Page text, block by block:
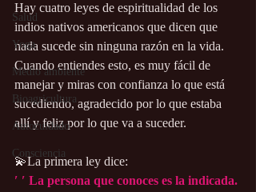
Salud
Yoga
Medio ambiente
Bioagricultura
Autocuidado
Consciencia
Hay cuatro leyes de espiritualidad de los
indios nativos americanos que dicen que
nada sucede sin ninguna razón en la vida.
Cuando entiendes esto, es muy fácil de
manejar y miras con confianza lo que está
sucediendo, agradecido por lo que estaba
allí y feliz por lo que va a suceder.
💫La primera ley dice:
′ ′ La persona que conoces es la indicada.